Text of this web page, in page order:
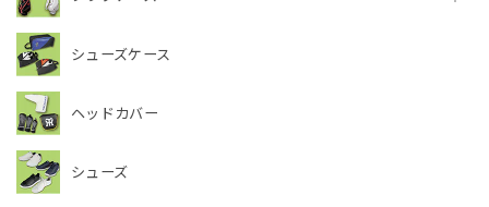
シューズケース
ヘッドカバー
シューズ